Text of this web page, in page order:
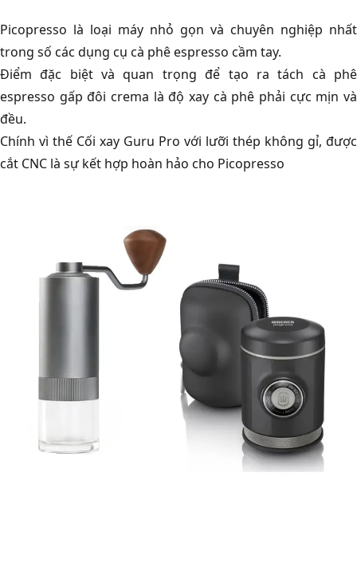
Picopresso là loại máy nhỏ gọn và chuyên nghiệp nhất
trong số các dụng cụ cà phê espresso cầm tay.
Điểm đặc biệt và quan trọng để tạo ra tách cà phê
espresso gấp đôi crema là độ xay cà phê phải cực mịn và
đều.
Chính vì thế Cối xay Guru Pro với lưỡi thép không gỉ, được
cắt CNC là sự kết hợp hoàn hảo cho Picopresso